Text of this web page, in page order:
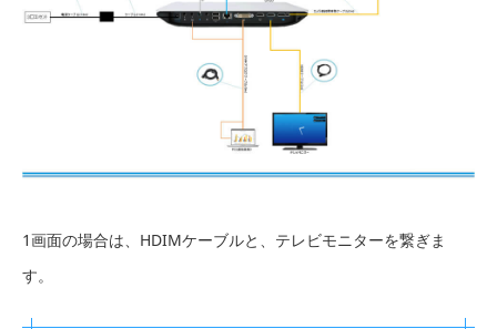
1画面の場合は、HDIMケーブルと、テレビモニターを繋ぎま
す。